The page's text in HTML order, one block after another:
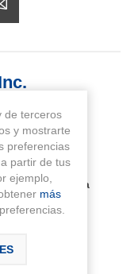
de entrega
de terceros
y mostrarte
preferencias
partir de tus
ejemplo,
más